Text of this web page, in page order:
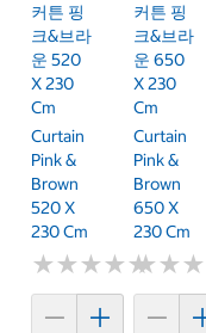
커튼 핑
크&브라
운 520
X 230
Cm
Curtain
Pink &
Brown
520 X
230 Cm
★★★★★
★★★★★
커튼 핑
크&브라
운 650
X 230
Cm
Curtain
Pink &
Brown
650 X
230 Cm
★★★
★★★